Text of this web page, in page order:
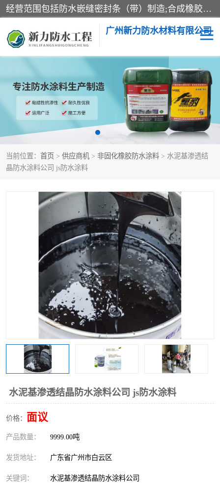
经营范围包括防水嵌缝密封条（带）制造;合成橡胶制造（监控化学品、危险化学品除外）;沥青混合物制造;防水胶粘带制造;其他合成材料制造（监控化学品、危险化学品除外）;涂料制造（监控化学品、危险化学品除外）;建筑结构防水补漏;防水建筑材料制造;粘合剂制造（监控化学品、危险化学品除外）;涂料零售;广州新力防水材料有限公司具有1处分支机构。
广州新力防水材料有限公司
当前位置： 首页 > 供应商机 > 非固化橡胶防水涂料 > 水泥基渗透结
晶防水涂料公司 js防水涂料
水泥基渗透结晶防水涂料公司 js防水涂料
价格： 面议
产品数量： 9999.00吨
发货地址： 广东省广州市白云区
关键词： 水泥基渗透结晶防水涂料公司
黑豹防水胶 建筑108胶水
乳化沥青防水涂料 自粘卷材
非固化橡胶防水涂料